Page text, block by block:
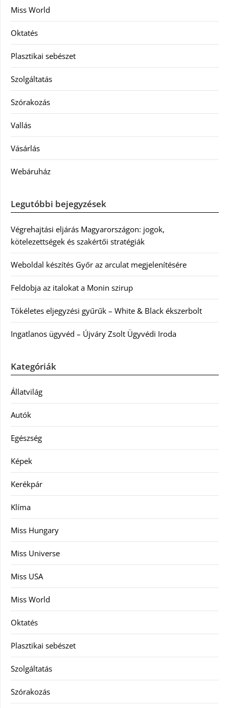
Miss World
Oktatés
Plasztikai sebészet
Szolgáltatás
Szórakozás
Vallás
Vásárlás
Webáruház
Legutóbbi bejegyzések
Végrehajtási eljárás Magyarországon: jogok,
kötelezettségek és szakértői stratégiák
Weboldal készítés Győr az arculat megjelenítésére
Feldobja az italokat a Monin szirup
Tökéletes eljegyzési gyűrűk – White & Black ékszerbolt
Ingatlanos ügyvéd – Újváry Zsolt Ügyvédi Iroda
Kategóriák
Állatvilág
Autók
Egészség
Képek
Kerékpár
Klíma
Miss Hungary
Miss Universe
Miss USA
Miss World
Oktatés
Plasztikai sebészet
Szolgáltatás
Szórakozás